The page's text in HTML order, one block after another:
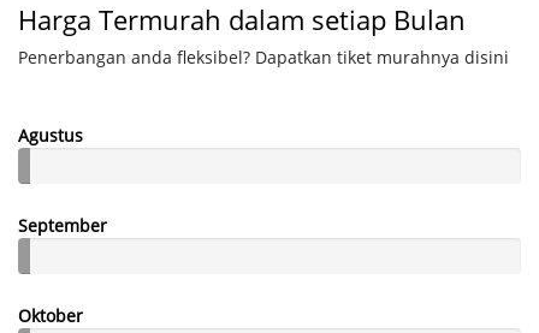
Harga Termurah dalam setiap Bulan
Penerbangan anda fleksibel? Dapatkan tiket murahnya disini
Agustus
September
Oktober